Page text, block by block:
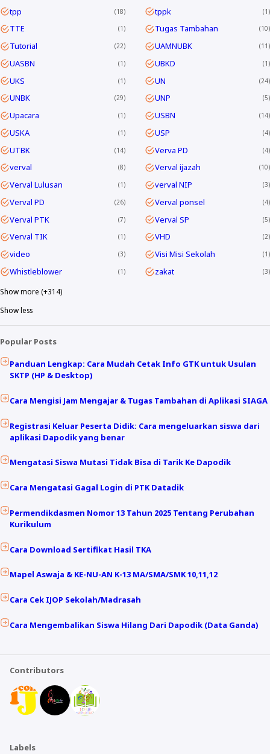
tpp 18 tppk 1
TTE 1 Tugas Tambahan 10
Tutorial 22 UAMNUBK 11
UASBN 1 UBKD 1
UKS 1 UN 24
UNBK 29 UNP 5
Upacara 1 USBN 14
USKA 1 USP 4
UTBK 14 Verva PD 4
verval 8 Verval ijazah 10
Verval Lulusan 1 verval NIP 3
Verval PD 26 Verval ponsel 4
Verval PTK 7 Verval SP 5
Verval TIK 1 VHD 2
video 3 Visi Misi Sekolah 1
Whistleblower 1 zakat 3
Show more (+314)
Show less
Popular Posts
Panduan Lengkap: Cara Mudah Cetak Info GTK untuk Usulan
SKTP (HP & Desktop)
Cara Mengisi Jam Mengajar & Tugas Tambahan di Aplikasi SIAGA
Registrasi Keluar Peserta Didik: Cara mengeluarkan siswa dari
aplikasi Dapodik yang benar
Mengatasi Siswa Mutasi Tidak Bisa di Tarik Ke Dapodik
Cara Mengatasi Gagal Login di PTK Datadik
Permendikdasmen Nomor 13 Tahun 2025 Tentang Perubahan
Kurikulum
Cara Download Sertifikat Hasil TKA
Mapel Aswaja & KE-NU-AN K-13 MA/SMA/SMK 10,11,12
Cara Cek IJOP Sekolah/Madrasah
Cara Mengembalikan Siswa Hilang Dari Dapodik (Data Ganda)
Contributors
Labels